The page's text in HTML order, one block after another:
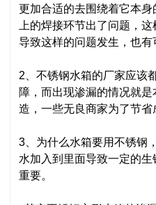
更加合适的去围绕着它本
上的焊接环节出了问题，
导致这样的问题发生，也有
2、不锈钢水箱的厂家应该
障，而出现渗漏的情况就
造，一些无良商家为了节省
3、为什么水箱要用不锈钢
水加入到里面导致一定的
重要。